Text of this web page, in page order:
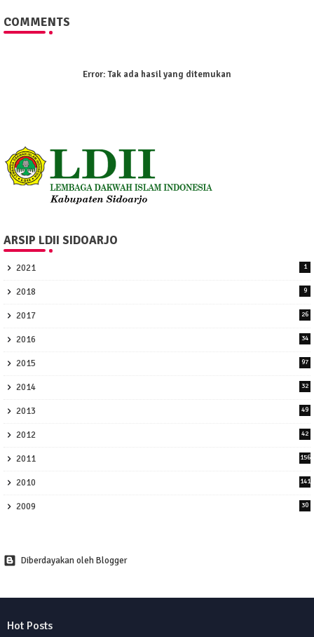
COMMENTS
Error:Tak ada hasil yang ditemukan
ARSIP LDII SIDOARJO
2021 1
2018 9
2017 26
2016 34
2015 97
2014 32
2013 49
2012 42
2011 156
2010 141
2009 30
Diberdayakan oleh Blogger
Hot Posts